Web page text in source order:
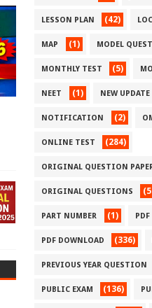
LESSON PLAN (42)
MAP (1) MODEL
MONTHLY TEST (5)
NEET (1) NEW UPDATE
NOTIFICATION (2)
ONLINE TEST (284)
ORIGINAL QUESTION
ORIGINAL QUESTIONS
PART NUMBER (1) PDF
PDF DOWNLOAD (336)
PREVIOUS YEAR QUESTION
PUBLIC EXAM (136)